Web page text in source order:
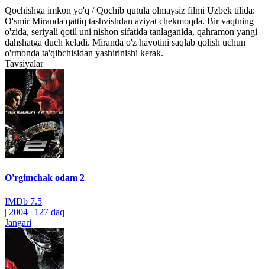
Qochishga imkon yo'q / Qochib qutula olmaysiz filmi Uzbek tilida:
O'smir Miranda qattiq tashvishdan aziyat chekmoqda. Bir vaqtning
o'zida, seriyali qotil uni nishon sifatida tanlaganida, qahramon yangi
dahshatga duch keladi. Miranda o'z hayotini saqlab qolish uchun
o'rmonda ta'qibchisidan yashirinishi kerak.
Tavsiyalar
O'rgimchak odam 2
IMDb 7.5
| 2004 | 127 daq
Jangari